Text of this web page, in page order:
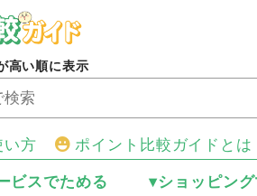
高い順に表示
い方 ポイント比較ガイドとは
ビスでためる ▾ショッピン